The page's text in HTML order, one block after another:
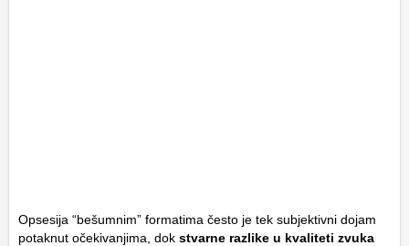
Opsesija “bešumnim” formatima često je tek subjektivni dojam
potaknut očekivanjima, dok stvarne razlike u kvaliteti zvuka